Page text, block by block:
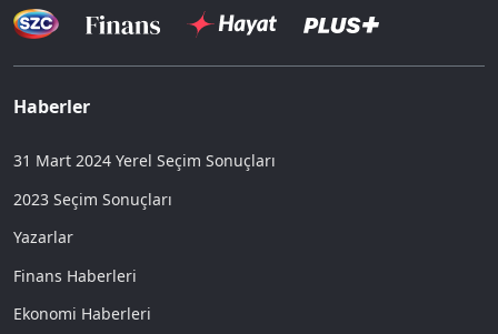
Haberler
31 Mart 2024 Yerel Seçim Sonuçları
2023 Seçim Sonuçları
Yazarlar
Finans Haberleri
Ekonomi Haberleri